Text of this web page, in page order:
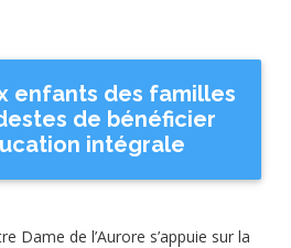
enfants des familles
de bénéficier
intégrale
Dame de l’Aurore s’appuie sur la